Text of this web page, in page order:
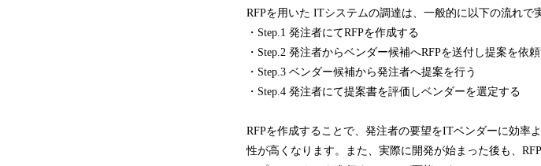
RFPを用いた ITシステムの調達は、一般的に以下の流れで
・Step.1 発注者にてRFPを作成する
・Step.2 発注者からベンダー候補へRFPを送付し提案を依
・Step.3 ベンダー候補から発注者へ提案を行う
・Step.4 発注者にて提案書を評価しベンダーを選定する
RFPを作成することで、発注者の要望をITベンダーに効率
性が高くなります。また、実際に開発が始まった後も、